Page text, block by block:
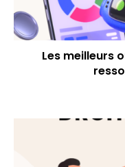
Les meilleurs